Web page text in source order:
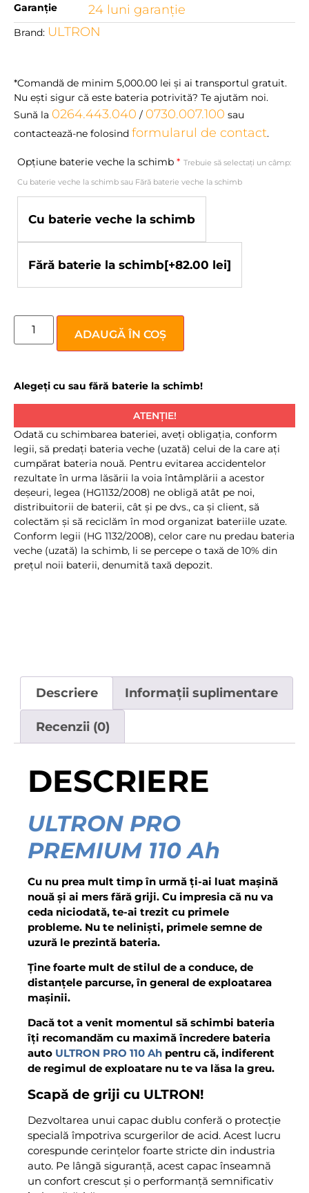
Garanție 24 luni garanţie
Brand: ULTRON
*Comandă de minim 5,000.00 lei şi ai transportul gratuit.
Nu eşti sigur că este bateria potrivită? Te ajutăm noi.
Sună la 0264.443.040 / 0730.007.100 sau
contactează-ne folosind formularul de contact.
Opțiune baterie veche la schimb * Trebuie să selectați un câmp:
Cu baterie veche la schimb sau Fără baterie veche la schimb
Cu baterie veche la schimb
Fără baterie la schimb[+82.00 lei]
ADAUGĂ ÎN COȘ
Alegeți cu sau fără baterie la schimb!
ATENȚIE!
Odată cu schimbarea bateriei, aveţi obligaţia, conform
legii, să predaţi bateria veche (uzată) celui de la care aţi
cumpărat bateria nouă. Pentru evitarea accidentelor
rezultate în urma lăsării la voia întâmplării a acestor
deşeuri, legea (HG1132/2008) ne obligă atât pe noi,
distribuitorii de baterii, cât şi pe dvs., ca şi client, să
colectăm şi să reciclăm în mod organizat bateriile uzate.
Conform legii (HG 1132/2008), celor care nu predau bateria
veche (uzată) la schimb, li se percepe o taxă de 10% din
preţul noii baterii, denumită taxă depozit.
Descriere Informații suplimentare
Recenzii (0)
DESCRIERE
ULTRON PRO
PREMIUM 110 Ah
Cu nu prea mult timp în urmă ți-ai luat mașină
nouă și ai mers fără griji. Cu impresia că nu va
ceda niciodată, te-ai trezit cu primele
probleme. Nu te neliniști, primele semne de
uzură le prezintă bateria.
Ține foarte mult de stilul de a conduce, de
distanțele parcurse, în general de exploatarea
mașinii.
Dacă tot a venit momentul să schimbi bateria
îți recomandăm cu maximă încredere bateria
auto ULTRON PRO 110 Ah pentru că, indiferent
de regimul de exploatare nu te va lăsa la greu.
Scapă de griji cu ULTRON!
Dezvoltarea unui capac dublu conferă o protecție
specială împotriva scurgerilor de acid. Acest lucru
corespunde cerințelor foarte stricte din industria
auto. Pe lângă siguranță, acest capac înseamnă
un confort crescut și o performanță semnificativ